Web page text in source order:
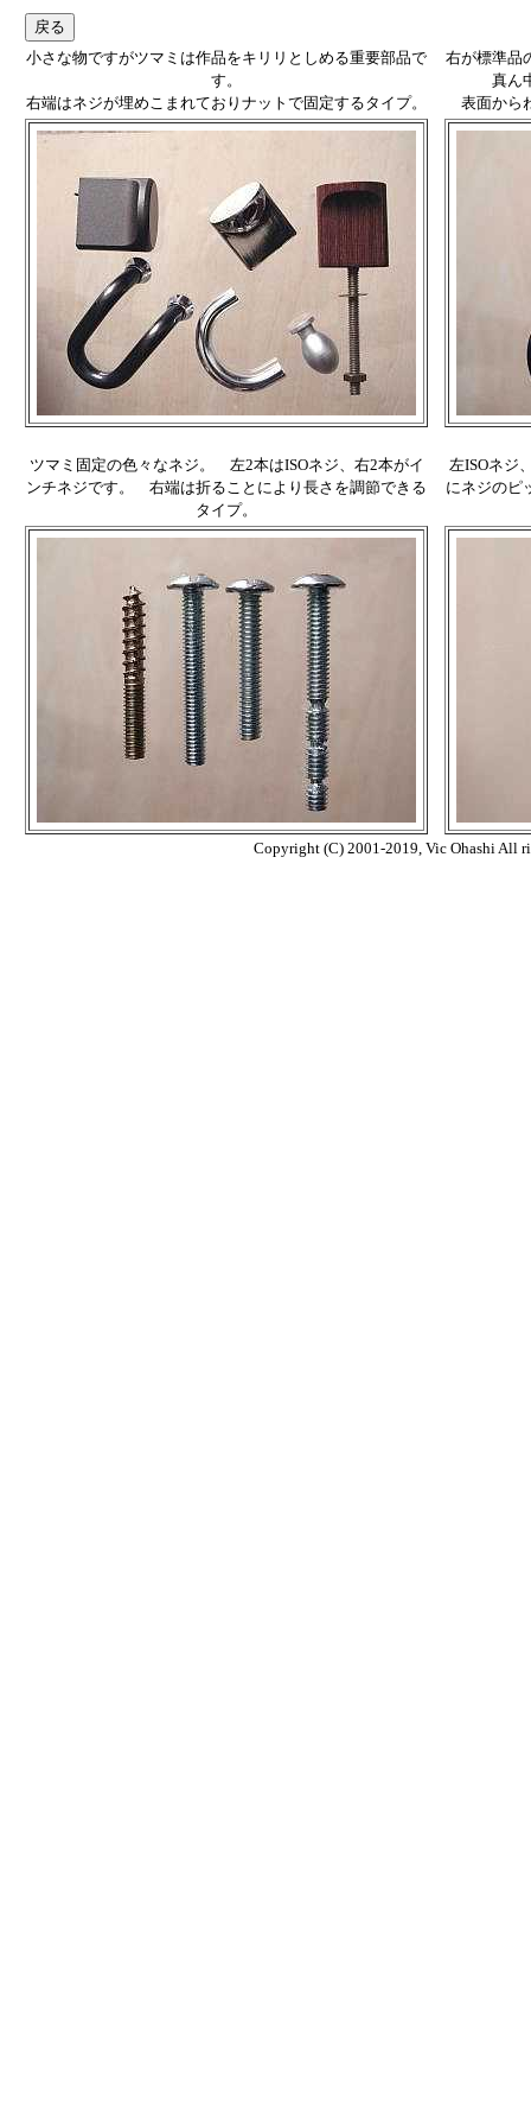
小さな物ですがツマミは作品をキリリとしめる重要部品で
す。
右端はネジが埋めこまれておりナットで固定するタイプ。
右が標準品
真ん
表面から
ツマミ固定の色々なネジ。 左2本はISOネジ、右2本がイ
ンチネジです。 右端は折ることにより長さを調節できる
タイプ。
左ISOネジ
にネジのピ
Copyright (C) 2001-2019, Vic Ohashi All